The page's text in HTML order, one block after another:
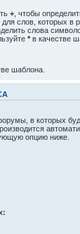
+ , чтобы
для слов, которых в
слова
* в качестве
шаблона.
в которых
опцию ниже.